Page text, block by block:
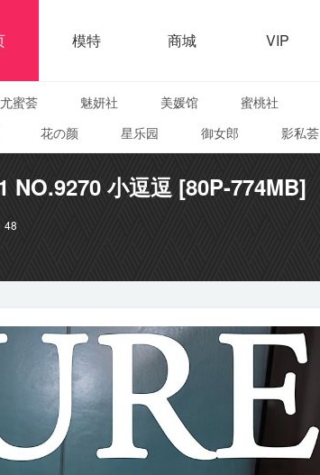
模特 商城 VIP
尤蜜荟 魅妍社 美媛馆 蜜桃社
花の颜 星乐园 御女郎 影私荟
NO.9270 小逗逗 [80P-774MB]
48